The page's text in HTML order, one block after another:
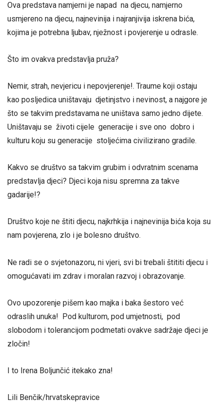
Ova predstava namjerni je napad na djecu, namjerno
usmjereno na djecu, najnevinija i najranjivija iskrena bića,
kojima je potrebna ljubav, nježnost i povjerenje u odrasle.
Što im ovakva predstavlja pruža?
Nemir, strah, nevjericu i nepovjerenje!. Traume koji ostaju
kao posljedica uništavaju djetinjstvo i nevinost, a najgore je
što se takvim predstavama ne uništava samo jedno dijete.
Uništavaju se životi cijele generacije i sve ono dobro i
kulturu koju su generacije stoljećima civilizirano gradile.
Kakvo se društvo sa takvim grubim i odvratnim scenama
predstavlja djeci? Djeci koja nisu spremna za takve
gadarije!?
Društvo koje ne štiti djecu, najkrhkija i najnevinija bića koja su
nam povjerena, zlo i je bolesno društvo.
Ne radi se o svjetonazoru, ni vjeri, svi bi trebali štititi djecu i
omogućavati im zdrav i moralan razvoj i obrazovanje.
Ovo upozorenje pišem kao majka i baka šestoro već
odraslih unuka! Pod kulturom, pod umjetnosti, pod
slobodom i tolerancijom podmetati ovakve sadržaje djeci je
zločin!
I to Irena Boljunčić itekako zna!
Lili Benčik/hrvatskepravice